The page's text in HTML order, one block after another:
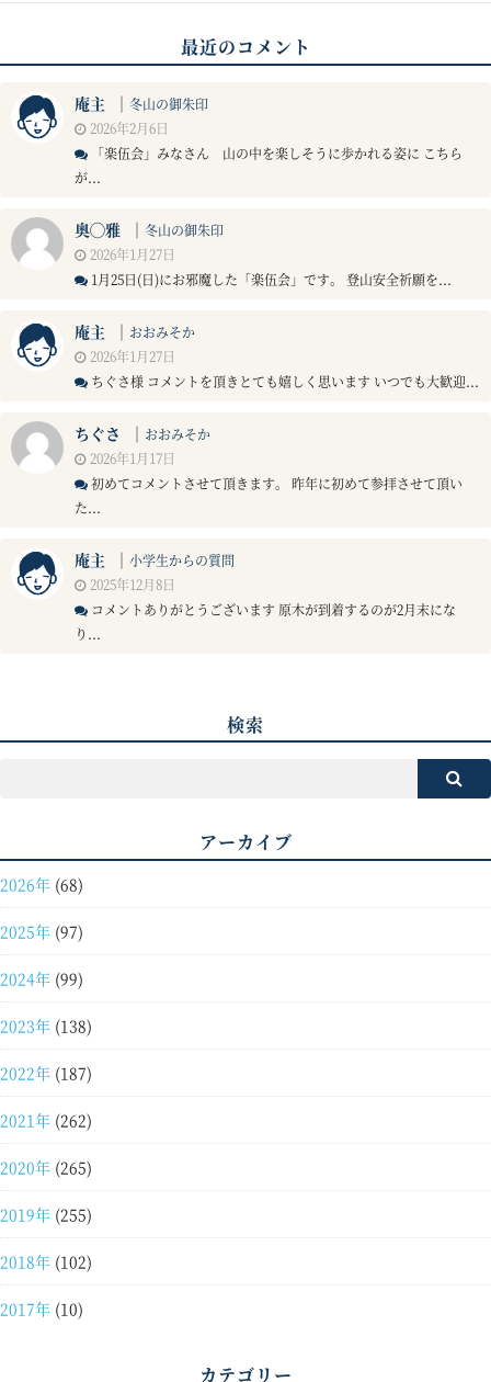
最近のコメント
庵主 ｜ 冬山の御朱印
2026年2月6日
「楽伍会」みなさん 山の中を楽しそうに歩かれる姿に こちら
が...
奥◯雅 ｜ 冬山の御朱印
2026年1月27日
1月25日(日)にお邪魔した「楽伍会」です。 登山安全祈願を...
庵主 ｜ おおみそか
2026年1月27日
ちぐさ様 コメントを頂きとても嬉しく思います いつでも大歓迎...
ちぐさ ｜ おおみそか
2026年1月17日
初めてコメントさせて頂きます。 昨年に初めて参拝させて頂い
た...
庵主 ｜ 小学生からの質問
2025年12月8日
コメントありがとうございます 原木が到着するのが2月末にな
り...
検索
アーカイブ
2026年 (68)
2025年 (97)
2024年 (99)
2023年 (138)
2022年 (187)
2021年 (262)
2020年 (265)
2019年 (255)
2018年 (102)
2017年 (10)
カテゴリー